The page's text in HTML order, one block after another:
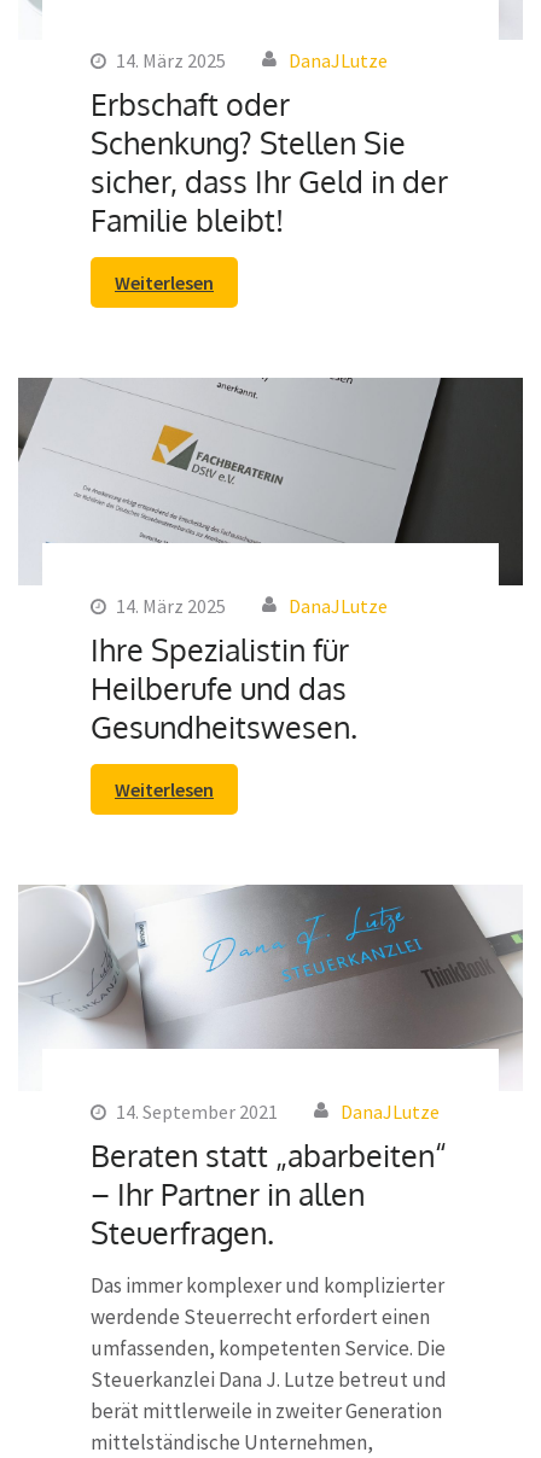
14. März 2025 DanaJLutze
Erbschaft oder
Schenkung? Stellen Sie
sicher, dass Ihr Geld in der
Familie bleibt!
Weiterlesen
14. März 2025 DanaJLutze
Ihre Spezialistin für
Heilberufe und das
Gesundheitswesen.
Weiterlesen
14. September 2021 DanaJLutze
Beraten statt „abarbeiten“
– Ihr Partner in allen
Steuerfragen.
Das immer komplexer und komplizierter
werdende Steuerrecht erfordert einen
umfassenden, kompetenten Service. Die
Steuerkanzlei Dana J. Lutze betreut und
berät mittlerweile in zweiter Generation
mittelständische Unternehmen,